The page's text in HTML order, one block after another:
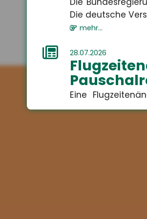
Die deutsche
mehr...
28.07.2026
Eine
führen. Das
Jugendliche